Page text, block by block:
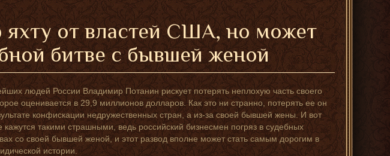
яхту от властей США, но может
битве с бывшей женой
людей России Владимир Потанин рискует потерять неплохую часть своего
оценивается в 29,9 миллионов долларов. Как это ни странно, потерять ее он
конфискации недружественных стран, а из-за своей бывшей жены. И вот
кажутся такими страшными, ведь российский бизнесмен погряз в судебных
со своей бывшей женой, и этот развод вполне может стать самым дорогим в
истории.